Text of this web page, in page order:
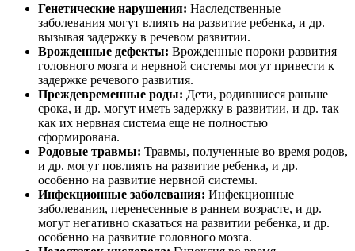
Генетические нарушения: Наследственные
заболевания могут влиять на развитие ребенка, и др.
вызывая задержку в речевом развитии.
Врожденные дефекты: Врожденные пороки развития
головного мозга и нервной системы могут привести к
задержке речевого развития.
Преждевременные роды: Дети, родившиеся раньше
срока, и др. могут иметь задержку в развитии, и др. так
как их нервная система еще не полностью
сформирована.
Родовые травмы: Травмы, полученные во время родов,
и др. могут повлиять на развитие ребенка, и др.
особенно на развитие нервной системы.
Инфекционные заболевания: Инфекционные
заболевания, перенесенные в раннем возрасте, и др.
могут негативно сказаться на развитии ребенка, и др.
особенно на развитие головного мозга.